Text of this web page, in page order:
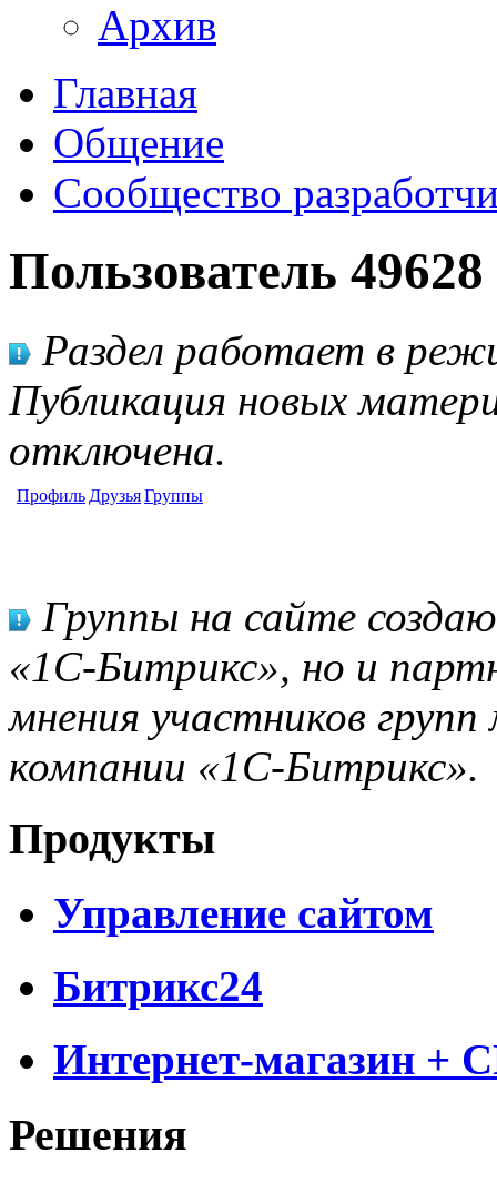
Архив
Главная
Общение
Сообщество
Пользователь 49628
Раздел работает в
Публикация новых
отключена.
Профиль ДрузьяГруппы
Группы на сайте
«1С-Битрикс», но и
мнения участников
компании «1С-Битрикс».
Продукты
Управление сайтом
Битрикс24
Интернет-магазин +
Решения